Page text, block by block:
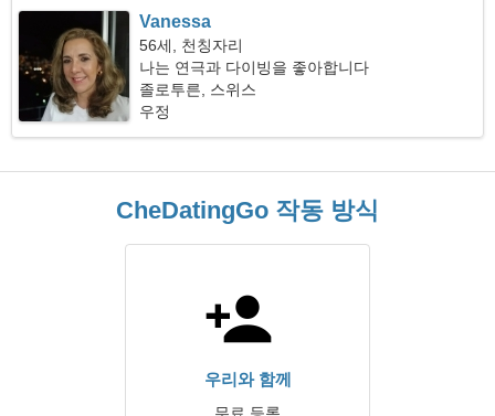
Vanessa
56세, 천칭자리
나는 연극과 다이빙을 좋아합니다
졸로투른, 스위스
우정
CheDatingGo 작동 방식
우리와 함께